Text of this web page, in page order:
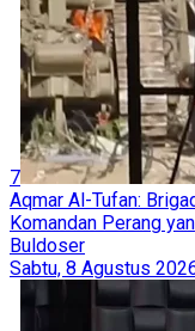
7
Aqmar Al-Tufan:
Komandan Perang
Buldoser
Sabtu, 8 Agustus